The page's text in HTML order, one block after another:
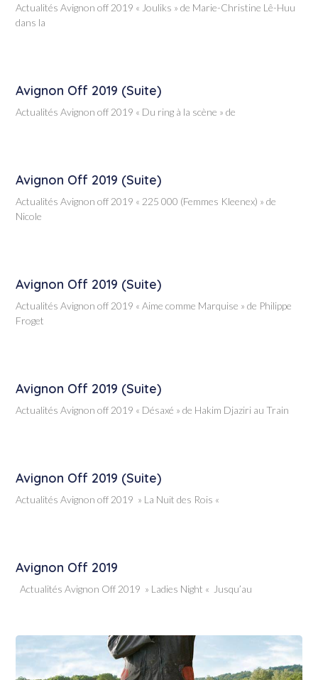
Actualités Avignon off 2019 « Jouliks » de Marie-Christine Lê-Huu
dans la
Avignon Off 2019 (suite)
Actualités Avignon off 2019 « Du ring à la scène » de
Avignon Off 2019 (suite)
Actualités Avignon off 2019 « 225 000 (Femmes Kleenex) » de
Nicole
Avignon Off 2019 (suite)
Actualités Avignon off 2019 « Aime comme Marquise » de Philippe
Froget
Avignon Off 2019 (suite)
Actualités Avignon off 2019 « Désaxé » de Hakim Djaziri au Train
Avignon Off 2019 (suite)
Actualités Avignon off 2019 » La Nuit des Rois «
Avignon Off 2019
Actualités Avignon Off 2019 » Ladies Night « Jusqu’au